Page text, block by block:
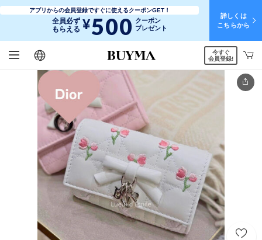
アプリからの会員登録ですぐに使えるクーポンGET！
全員必ず
もらえる ¥500 クーポン
プレゼント
詳しくは
こちらから
日本語
English
简体中文
繁體中文
今すぐ
会員登録!